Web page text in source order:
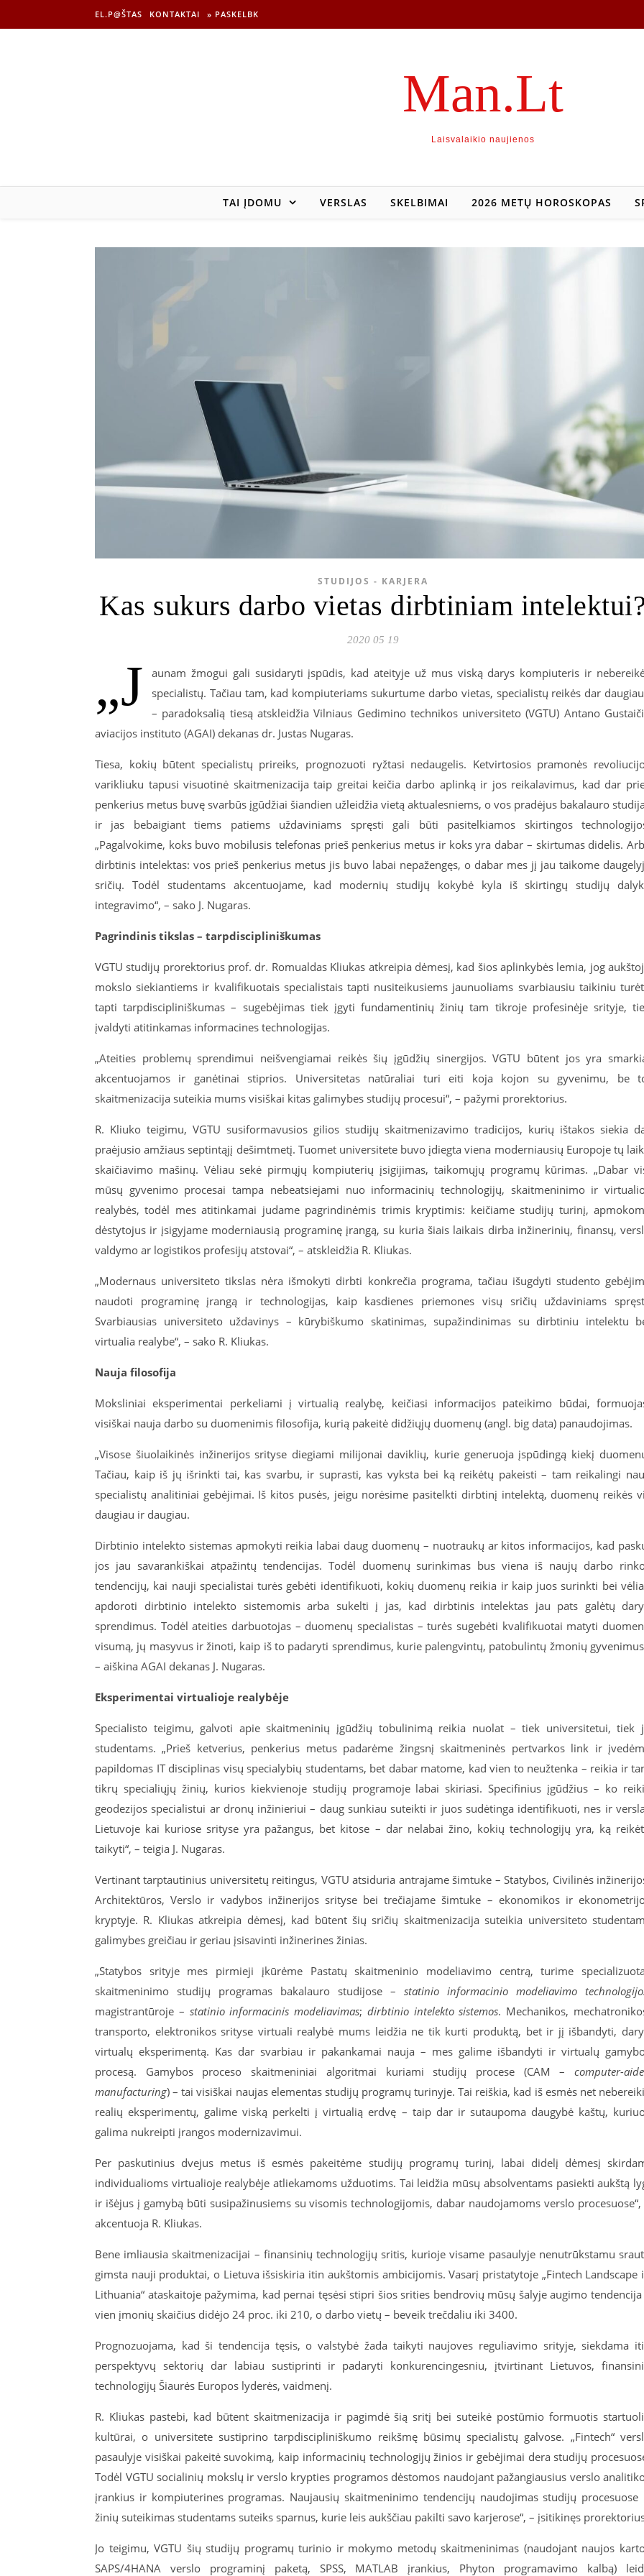
EL.P@ŠTAS KONTAKTAI » PASKELBK
Man.Lt
Laisvalaikio naujienos
TAI ĮDOMU VERSLAS SKELBIMAI 2026 METŲ HOROSKOPAS
STUDIJOS - KARJERA
Kas sukurs darbo vietas dirbtiniam intelektui?
2020 05 19
„J
aunam žmogui gali susidaryti įspūdis, kad ateityje už mus viską darys kompiuteris ir
specialistų. Tačiau tam, kad kompiuteriams sukurtume darbo vietas, specialistų reikės dar
– paradoksalią tiesą atskleidžia Vilniaus Gedimino technikos universiteto (VGTU) Antano
aviacijos instituto (AGAI) dekanas dr. Justas Nugaras.
Tiesa, kokių būtent specialistų prireiks, prognozuoti ryžtasi nedaugelis. Ketvirtosios pramonės
varikliuku tapusi visuotinė skaitmenizacija taip greitai keičia darbo aplinką ir jos reikalavimus, kad dar
penkerius metus buvę svarbūs įgūdžiai šiandien užleidžia vietą aktualesniems, o vos pradėjus bakalauro
ir jas bebaigiant tiems patiems uždaviniams spręsti gali būti pasitelkiamos skirtingos
„Pagalvokime, koks buvo mobilusis telefonas prieš penkerius metus ir koks yra dabar – skirtumas didelis.
dirbtinis intelektas: vos prieš penkerius metus jis buvo labai nepažengęs, o dabar mes jį jau taikome
sričių. Todėl studentams akcentuojame, kad modernių studijų kokybė kyla iš skirtingų studijų
integravimo“, – sako J. Nugaras.
Pagrindinis tikslas – tarpdiscipliniškumas
VGTU studijų prorektorius prof. dr. Romualdas Kliukas atkreipia dėmesį, kad šios aplinkybės lemia, jog
mokslo siekiantiems ir kvalifikuotais specialistais tapti nusiteikusiems jaunuoliams svarbiausiu taikiniu
tapti tarpdiscipliniškumas – sugebėjimas tiek įgyti fundamentinių žinių tam tikroje profesinėje srityje,
įvaldyti atitinkamas informacines technologijas.
„Ateities problemų sprendimui neišvengiamai reikės šių įgūdžių sinergijos. VGTU būtent jos yra
akcentuojamos ir ganėtinai stiprios. Universitetas natūraliai turi eiti koja kojon su gyvenimu, be
skaitmenizacija suteikia mums visiškai kitas galimybes studijų procesui“, – pažymi prorektorius.
R. Kliuko teigimu, VGTU susiformavusios gilios studijų skaitmenizavimo tradicijos, kurių ištakos siekia
praėjusio amžiaus septintąjį dešimtmetį. Tuomet universitete buvo įdiegta viena moderniausių Europoje tų
skaičiavimo mašinų. Vėliau sekė pirmųjų kompiuterių įsigijimas, taikomųjų programų kūrimas. „Dabar
mūsų gyvenimo procesai tampa nebeatsiejami nuo informacinių technologijų, skaitmeninimo ir
realybės, todėl mes atitinkamai judame pagrindinėmis trimis kryptimis: keičiame studijų turinį,
dėstytojus ir įsigyjame moderniausią programinę įrangą, su kuria šiais laikais dirba inžinerinių, finansų,
valdymo ar logistikos profesijų atstovai“, – atskleidžia R. Kliukas.
„Modernaus universiteto tikslas nėra išmokyti dirbti konkrečia programa, tačiau išugdyti studento
naudoti programinę įrangą ir technologijas, kaip kasdienes priemones visų sričių uždaviniams
Svarbiausias universiteto uždavinys – kūrybiškumo skatinimas, supažindinimas su dirbtiniu intelektu
virtualia realybe“, – sako R. Kliukas.
Nauja filosofija
Moksliniai eksperimentai perkeliami į virtualią realybę, keičiasi informacijos pateikimo būdai,
visiškai nauja darbo su duomenimis filosofija, kurią pakeitė didžiųjų duomenų (angl. big data) panaudojimas.
„Visose šiuolaikinės inžinerijos srityse diegiami milijonai daviklių, kurie generuoja įspūdingą kiekį
Tačiau, kaip iš jų išrinkti tai, kas svarbu, ir suprasti, kas vyksta bei ką reikėtų pakeisti – tam reikalingi
specialistų analitiniai gebėjimai. Iš kitos pusės, jeigu norėsime pasitelkti dirbtinį intelektą, duomenų reikės
daugiau ir daugiau.
Dirbtinio intelekto sistemas apmokyti reikia labai daug duomenų – nuotraukų ar kitos informacijos, kad
jos jau savarankiškai atpažintų tendencijas. Todėl duomenų surinkimas bus viena iš naujų darbo
tendencijų, kai nauji specialistai turės gebėti identifikuoti, kokių duomenų reikia ir kaip juos surinkti bei
apdoroti dirbtinio intelekto sistemomis arba sukelti į jas, kad dirbtinis intelektas jau pats galėtų
sprendimus. Todėl ateities darbuotojas – duomenų specialistas – turės sugebėti kvalifikuotai matyti
visumą, jų masyvus ir žinoti, kaip iš to padaryti sprendimus, kurie palengvintų, patobulintų žmonių
– aiškina AGAI dekanas J. Nugaras.
Eksperimentai virtualioje realybėje
Specialisto teigimu, galvoti apie skaitmeninių įgūdžių tobulinimą reikia nuolat – tiek universitetui, tiek
studentams. „Prieš ketverius, penkerius metus padarėme žingsnį skaitmeninės pertvarkos link ir
papildomas IT disciplinas visų specialybių studentams, bet dabar matome, kad vien to neužtenka – reikia ir
tikrų specialiųjų žinių, kurios kiekvienoje studijų programoje labai skiriasi. Specifinius įgūdžius – ko
geodezijos specialistui ar dronų inžinieriui – daug sunkiau suteikti ir juos sudėtinga identifikuoti, nes ir
Lietuvoje kai kuriose srityse yra pažangus, bet kitose – dar nelabai žino, kokių technologijų yra, ką
taikyti“, – teigia J. Nugaras.
Vertinant tarptautinius universitetų reitingus, VGTU atsiduria antrajame šimtuke – Statybos, Civilinės
Architektūros, Verslo ir vadybos inžinerijos srityse bei trečiajame šimtuke – ekonomikos ir
kryptyje. R. Kliukas atkreipia dėmesį, kad būtent šių sričių skaitmenizacija suteikia universiteto
galimybes greičiau ir geriau įsisavinti inžinerines žinias.
„Statybos srityje mes pirmieji įkūrėme Pastatų skaitmeninio modeliavimo centrą, turime
skaitmeninimo studijų programas bakalauro studijose – statinio informacinio modeliavimo
magistrantūroje – statinio informacinis modeliavimas; dirbtinio intelekto sistemos. Mechanikos,
transporto, elektronikos srityse virtuali realybė mums leidžia ne tik kurti produktą, bet ir jį išbandyti,
virtualų eksperimentą. Kas dar svarbiau ir pakankamai nauja – mes galime išbandyti ir virtualų
procesą. Gamybos proceso skaitmeniniai algoritmai kuriami studijų procese (CAM – computer-
manufacturing) – tai visiškai naujas elementas studijų programų turinyje. Tai reiškia, kad iš esmės net
realių eksperimentų, galime viską perkelti į virtualią erdvę – taip dar ir sutaupoma daugybė kaštų,
galima nukreipti įrangos modernizavimui.
Per paskutinius dvejus metus iš esmės pakeitėme studijų programų turinį, labai didelį dėmesį
individualioms virtualioje realybėje atliekamoms užduotims. Tai leidžia mūsų absolventams pasiekti aukštą
ir išėjus į gamybą būti susipažinusiems su visomis technologijomis, dabar naudojamoms verslo procesuose“,
akcentuoja R. Kliukas.
Bene imliausia skaitmenizacijai – finansinių technologijų sritis, kurioje visame pasaulyje nenutrūkstamu
gimsta nauji produktai, o Lietuva išsiskiria itin aukštomis ambicijomis. Vasarį pristatytoje „Fintech Landscape
Lithuania“ ataskaitoje pažymima, kad pernai tęsėsi stipri šios srities bendrovių mūsų šalyje augimo tendencija
vien įmonių skaičius didėjo 24 proc. iki 210, o darbo vietų – beveik trečdaliu iki 3400.
Prognozuojama, kad ši tendencija tęsis, o valstybė žada taikyti naujoves reguliavimo srityje, siekdama
perspektyvų sektorių dar labiau sustiprinti ir padaryti konkurencingesniu, įtvirtinant Lietuvos,
technologijų Šiaurės Europos lyderės, vaidmenį.
R. Kliukas pastebi, kad būtent skaitmenizacija ir pagimdė šią sritį bei suteikė postūmio formuotis
kultūrai, o universitete sustiprino tarpdiscipliniškumo reikšmę būsimų specialistų galvose. „Fintech“
pasaulyje visiškai pakeitė suvokimą, kaip informacinių technologijų žinios ir gebėjimai dera studijų
Todėl VGTU socialinių mokslų ir verslo krypties programos dėstomos naudojant pažangiausius verslo
įrankius ir kompiuterines programas. Naujausių skaitmeninimo tendencijų naudojimas studijų procesuose
žinių suteikimas studentams suteiks sparnus, kurie leis aukščiau pakilti savo karjerose“, – įsitikinęs
Jo teigimu, VGTU šių studijų programų turinio ir mokymo metodų skaitmeninimas (naudojant naujos
SAPS/4HANA verslo programinį paketą, SPSS, MATLAB įrankius, Phyton programavimo kalbą)